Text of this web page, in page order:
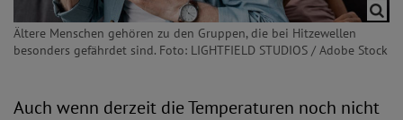
Ältere Menschen gehören zu den Gruppen, die bei Hitzewellen
besonders gefährdet sind. Foto: LIGHTFIELD STUDIOS / Adobe Stock
Auch wenn derzeit die Temperaturen noch nicht